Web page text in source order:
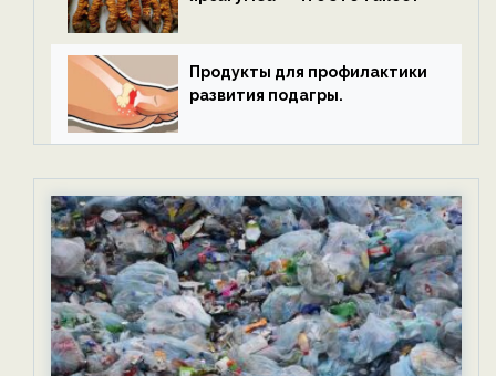
Продукты для профилактики
развития подагры.